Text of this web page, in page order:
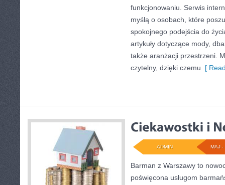
funkcjonowaniu. Serwis
myślą o osobach, które
spokojnego podejścia do
artykuły dotyczące mody,
także aranżacji przestrzeni.
czytelny, dzięki czemu [
MAJ -
ADMIN
Barman z Warszawy to
poświęcona usługom